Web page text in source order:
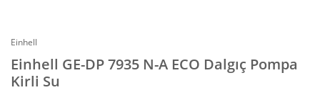
Einhell
Einhell GE-DP 7935 N-A ECO Dalgıç Pompa
Kirli Su